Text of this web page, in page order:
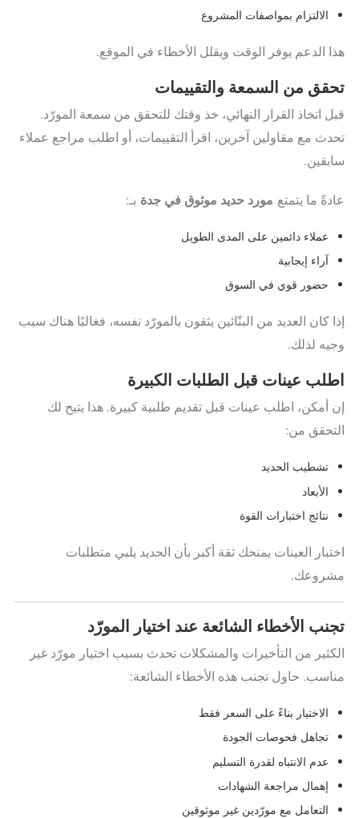
الالتزام بمواصفات المشروع
هذا الدعم يوفر الوقت ويقلل الأخطاء في الموقع.
تحقق من السمعة والتقييمات
قبل اتخاذ القرار النهائي، خذ وقتك للتحقق من سمعة المورّد.
تحدث مع مقاولين آخرين، اقرأ التقييمات، أو اطلب مراجع عملاء
سابقين.
عادةً ما يتمتع مورد حديد موثوق في جدة بـ:
عملاء دائمين على المدى الطويل
آراء إيجابية
حضور قوي في السوق
إذا كان العديد من البنّائين يثقون بالمورّد نفسه، فغالبًا هناك سبب
وجيه لذلك.
اطلب عينات قبل الطلبات الكبيرة
إن أمكن، اطلب عينات قبل تقديم طلبية كبيرة. هذا يتيح لك
التحقق من:
تشطيب الحديد
الأبعاد
نتائج اختبارات القوة
اختبار العينات يمنحك ثقة أكبر بأن الحديد يلبي متطلبات
مشروعك.
تجنب الأخطاء الشائعة عند اختيار المورّد
الكثير من التأخيرات والمشكلات تحدث بسبب اختيار مورّد غير
مناسب. حاول تجنب هذه الأخطاء الشائعة:
الاختيار بناءً على السعر فقط
تجاهل فحوصات الجودة
عدم الانتباه لقدرة التسليم
إهمال مراجعة الشهادات
التعامل مع مورّدين غير موثوقين